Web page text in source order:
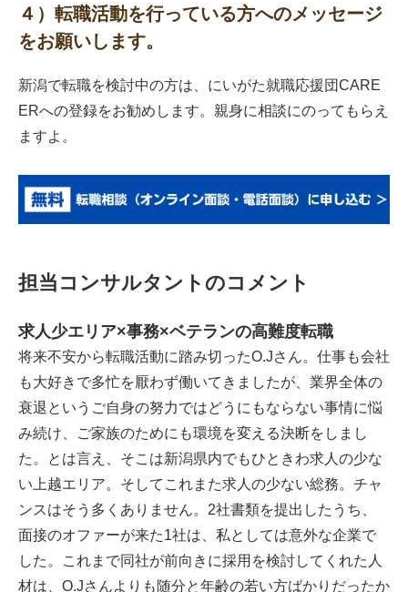
４）転職活動を行っている方へのメッセージ
をお願いします。
新潟で転職を検討中の方は、にいがた就職応援団CARE
ERへの登録をお勧めします。親身に相談にのってもらえ
ますよ。
担当コンサルタントのコメント
求人少エリア×事務×ベテランの高難度転職
将来不安から転職活動に踏み切ったO.Jさん。仕事も会社
も大好きで多忙を厭わず働いてきましたが、業界全体の
衰退というご自身の努力ではどうにもならない事情に悩
み続け、ご家族のためにも環境を変える決断をしまし
た。とは言え、そこは新潟県内でもひときわ求人の少な
い上越エリア。そしてこれまた求人の少ない総務。チャ
ンスはそう多くありません。2社書類を提出したうち、
面接のオファーが来た1社は、私としては意外な企業で
した。これまで同社が前向きに採用を検討してくれた人
材は、O.Jさんよりも随分と年齢の若い方ばかりだったか